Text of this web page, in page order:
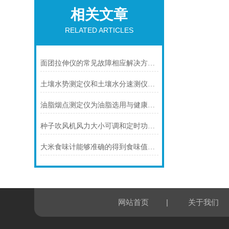
相关文章
RELATED ARTICLES
面团拉伸仪的常见故障相应解决方法详细说明
土壤水势测定仪和土壤水分速测仪的作用有什么区别？
油脂烟点测定仪为油脂选用与健康烹饪提供客观依据
种子吹风机风力大小可调和定时功能提高了种子净度分析的效率
大米食味计能够准确的得到食味值指标
网站首页 | 关于我们